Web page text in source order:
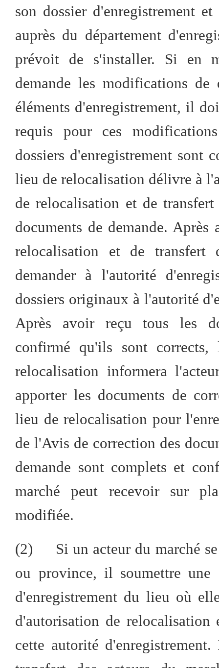
son dossier d'enregistrement
auprès du département
prévoit de s'installer. Si en
demande les modifications
éléments d'enregistrement, il
requis pour ces
dossiers d'enregistrement sont
lieu de relocalisation délivre à
de relocalisation et de
documents de demande.
relocalisation et de transfert
demander à l'autorité
dossiers originaux à l'autorité
Après avoir reçu tous les
confirmé qu'ils sont corrects,
relocalisation informera
apporter les documents de
lieu de relocalisation pour
de l'Avis de correction des
demande sont complets et
marché peut recevoir sur
modifiée.
(2) Si un acteur du marché se
ou province, il soumettre une
d'enregistrement du lieu où
d'autorisation de relocalisation
cette autorité